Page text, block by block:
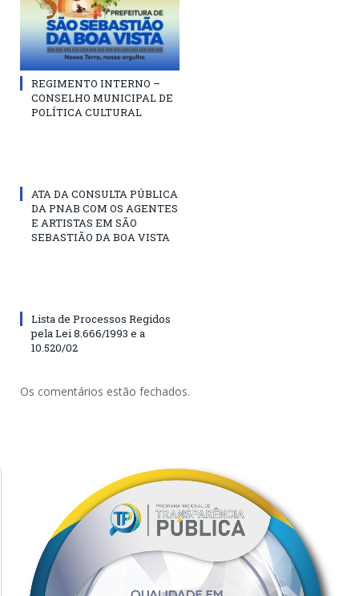
REGIMENTO INTERNO –
CONSELHO MUNICIPAL DE
POLÍTICA CULTURAL
ATA DA CONSULTA PÚBLICA
DA PNAB COM OS AGENTES
E ARTISTAS EM SÃO
SEBASTIÃO DA BOA VISTA
Lista de Processos Regidos
pela Lei 8.666/1993 e a
10.520/02
Os comentários estão fechados.